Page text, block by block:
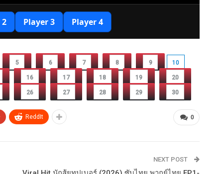
5 6 7 8 9 10
16 17 18 19 20
26 27 28 29 30
0
ReddIt
NEXT POST